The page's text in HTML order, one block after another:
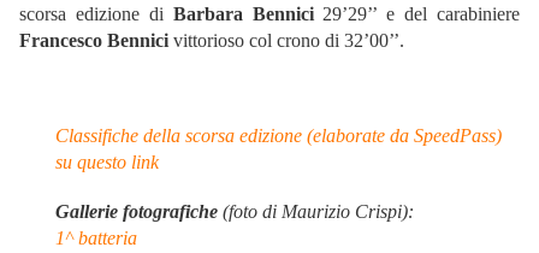
scorsa edizione di Barbara Bennici29’29’’ e del carabiniere
Francesco Bennici vittorioso col crono di 32’00’’.
Classifiche della scorsa edizione (elaborate da SpeedPass)
su questo link
Gallerie fotografiche (foto di Maurizio Crispi):
1^ batteria